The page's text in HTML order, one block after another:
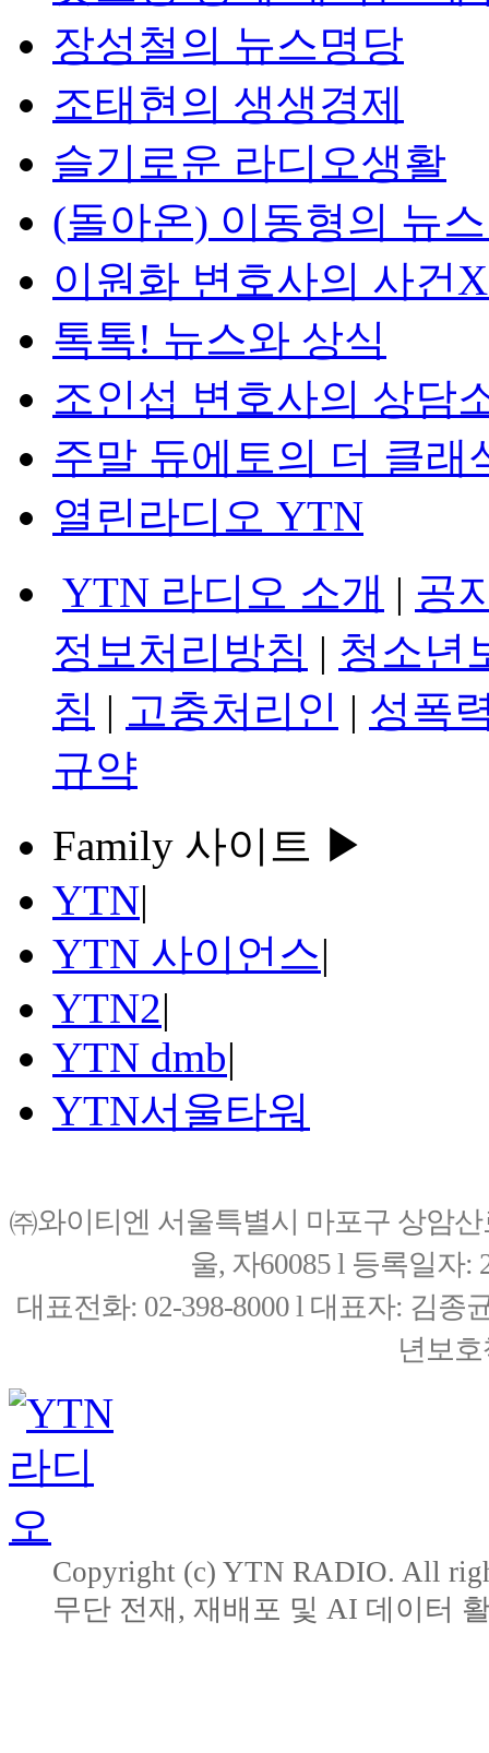
장성철의 뉴스명당
조태현의 생생경제
슬기로운 라디오생활
(돌아온) 이동형의 뉴
이원화 변호사의 사건
톡톡! 뉴스와 상식
조인섭 변호사의 상담
주말 듀에토의 더 클래
열린라디오 YTN
YTN 라디오 소개 | 공
정보처리방침 | 청소년
침 | 고충처리인 | 성폭
규약
Family 사이트 ▶
YTN|
YTN 사이언스|
YTN2|
YTN dmb|
YTN서울타워
㈜와이티엔 서울특별시 마포구 상암
울, 자60085 l 등록일자:
대표전화: 02-398-8000 l 대표자: 김종
년보
Copyright (c) YTN RADIO. All
무단 전재, 재배포 및 AI 데이터